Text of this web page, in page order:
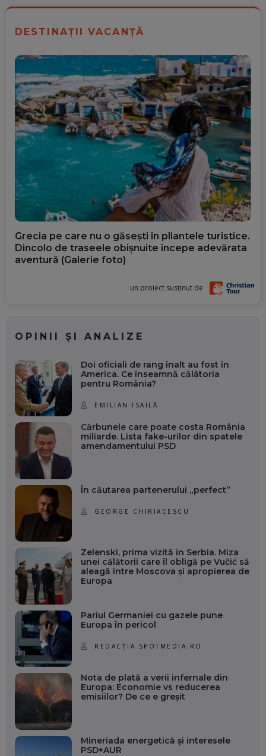
DESTINAȚII VACANȚĂ
Grecia pe care nu o găsești în pliantele turistice.
Dincolo de traseele obișnuite începe adevărata
aventură (Galerie foto)
un proiect susținut de
OPINII ȘI ANALIZE
Doi oficiali de rang înalt au fost în
America. Ce înseamnă călătoria
pentru România?
EMILIAN ISAILĂ
Cărbunele care poate costa România
miliarde. Lista fake-urilor din spatele
amendamentului PSD
În căutarea partenerului „perfect”
GEORGE CHIRIACESCU
Zelenski, prima vizită în Serbia. Miza
unei călătorii care îl obligă pe Vučić să
aleagă între Moscova și apropierea de
Europa
Pariul Germaniei cu gazele pune
Europa în pericol
REDACȚIA SPOTMEDIA.RO
Nota de plată a verii infernale din
Europa: Economie vs reducerea
emisiilor? De ce e greșit
Mineriada energetică și interesele
PSD+AUR